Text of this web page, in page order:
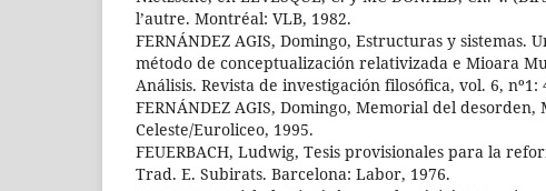
l’autre. Montréal: VLB, 1982.
FERNÁNDEZ AGIS, Domingo, Estructuras y sistemas.
método de conceptualización relativizada e Mioara
Análisis. Revista de investigación filosófica, vol. 6, nº1:
FERNÁNDEZ AGIS, Domingo, Memorial del desorden,
Celeste/Euroliceo, 1995.
FEUERBACH, Ludwig, Tesis provisionales para la
Trad. E. Subirats. Barcelona: Labor, 1976.